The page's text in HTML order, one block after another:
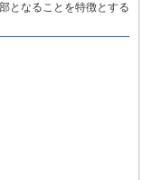
となることを特徴とする